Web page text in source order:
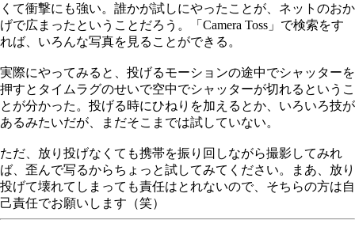
くて衝撃にも強い。誰かが試しにやったことが、ネットのおか
げで広まったということだろう。「Camera Toss」で検索をす
れば、いろんな写真を見ることができる。
実際にやってみると、投げるモーションの途中でシャッターを
押すとタイムラグのせいで空中でシャッターが切れるというこ
とが分かった。投げる時にひねりを加えるとか、いろいろ技が
あるみたいだが、まだそこまでは試していない。
ただ、放り投げなくても携帯を振り回しながら撮影してみれ
ば、歪んで写るからちょっと試してみてください。まあ、放り
投げて壊れてしまっても責任はとれないので、そちらの方は自
己責任でお願いします（笑）